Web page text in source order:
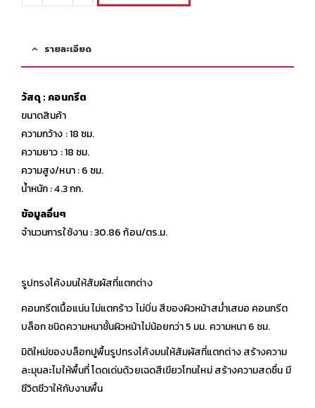
รายละเอียด
วัสดุ : คอนกรีต
ขนาดสินค้า
ความกว้าง : 18 ซม.
ความยาว : 18 ซม.
ความสูง/หนา : 6 ซม.
น้ำหนัก : 4.3 กก.
ข้อมูลอื่นๆ
จำนวนการใช้งาน : 30.86 ก้อน/ตร.ม.
รูปทรงโค้งมนให้สัมผัสที่แตกต่าง
คอนกรีตเนื้อแน่น ไม่แตกร้าว ไม่บิ่น สีของผิวหน้าสม่ำเสมอ คอนกรีต
บล็อก ชนิดความหนาชั้นผิวหน้าไม่น้อยกว่า 5 มม. ความหนา 6 ซม.
มิติใหม่ของบล็อกปูพื้นรูปทรงโค้งมนให้สัมผัสที่แตกต่าง สร้างความ
ละมุนละไมให้พื้นที่ โดดเด่นด้วยเฉดสีเขียวโทนใหม่ สร้างความสดชื่น มี
ชีวิตชีวาให้กับงานพื้น